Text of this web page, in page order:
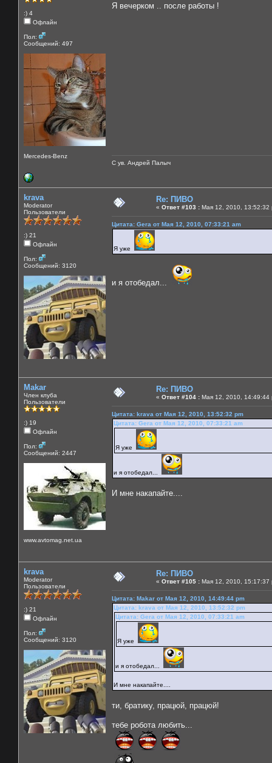
:) 4
Офлайн
Пол:
Сообщений: 497
Mercedes-Benz
Я вечерком .. после работы !
С ув. Андрей Палыч
krava
Moderator
Пользователи
:) 21
Офлайн
Пол:
Сообщений: 3120
Re: ПИВО
« Ответ #103 : Мая 12, 2010, 13:52:32
Цитата: Gera от Мая 12, 2010, 07:33:21 am
Я уже
и я отобедал...
Makar
Член клуба
Пользователи
:) 19
Офлайн
Пол:
Сообщений: 2447
www.avtomag.net.ua
Re: ПИВО
« Ответ #104 : Мая 12, 2010, 14:49:44
Цитата: krava от Мая 12, 2010, 13:52:32 pm
Цитата: Gera от Мая 12, 2010, 07:33:21 am
Я уже
и я отобедал...
И мне накапайте....
krava
Moderator
Пользователи
:) 21
Офлайн
Пол:
Сообщений: 3120
Re: ПИВО
« Ответ #105 : Мая 12, 2010, 15:17:37
Цитата: Makar от Мая 12, 2010, 14:49:44 pm
Цитата: krava от Мая 12, 2010, 13:52:32 pm
Цитата: Gera от Мая 12, 2010, 07:33:21 am
Я уже
и я отобедал...
И мне накапайте....
ти, братику, працюй, працюй!
тебе робота любить...